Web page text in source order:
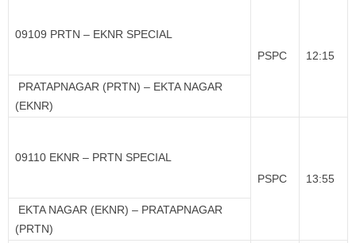
09109 PRTN – EKNR SPECIAL
PSPC
12:15
PRATAPNAGAR (PRTN) – EKTA NAGAR
(EKNR)
09110 EKNR – PRTN SPECIAL
PSPC
13:55
EKTA NAGAR (EKNR) – PRATAPNAGAR
(PRTN)